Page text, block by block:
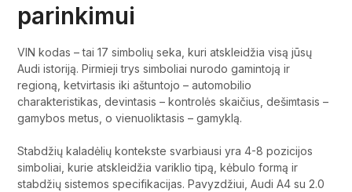
parinkimui
VIN kodas – tai 17 simbolių seka, kuri atskleidžia visą jūsų
Audi istoriją. Pirmieji trys simboliai nurodo gamintoją ir
regioną, ketvirtasis iki aštuntojo – automobilio
charakteristikas, devintasis – kontrolės skaičius, dešimtasis –
gamybos metus, o vienuoliktasis – gamyklą.
Stabdžių kaladėlių kontekste svarbiausi yra 4-8 pozicijos
simboliai, kurie atskleidžia variklio tipą, kėbulo formą ir
stabdžių sistemos specifikacijas. Pavyzdžiui, Audi A4 su 2.0